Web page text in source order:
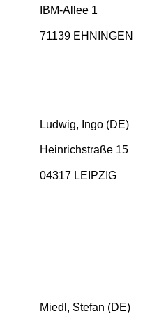
IBM-Allee 1
71139 EHNINGEN
Ludwig, Ingo (DE)
Heinrichstraße 15
04317 LEIPZIG
Miedl, Stefan (DE)